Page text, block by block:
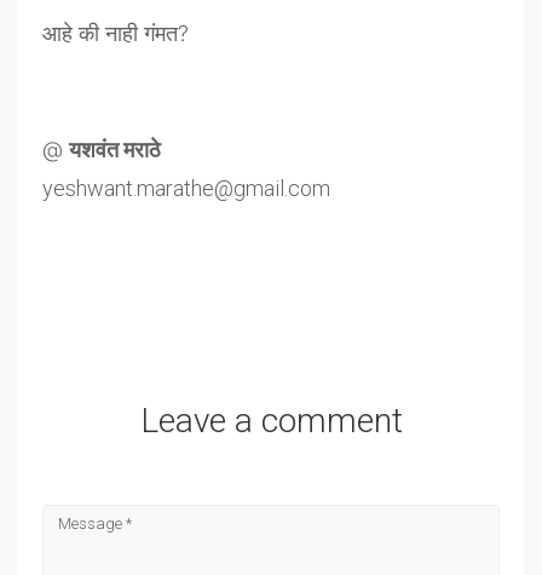
आहे की नाही गंमत?
@यशवंत मराठे
yeshwant.marathe@gmail.com
Leave a comment